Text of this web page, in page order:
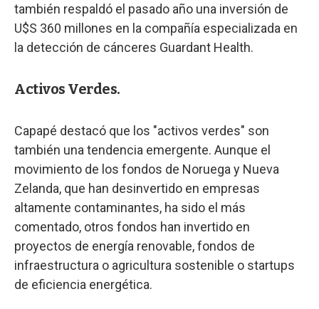
también respaldó el pasado año una inversión de
U$S 360 millones en la compañía especializada en
la detección de cánceres Guardant Health.
Activos Verdes.
Capapé destacó que los "activos verdes" son
también una tendencia emergente. Aunque el
movimiento de los fondos de Noruega y Nueva
Zelanda, que han desinvertido en empresas
altamente contaminantes, ha sido el más
comentado, otros fondos han invertido en
proyectos de energía renovable, fondos de
infraestructura o agricultura sostenible o startups
de eficiencia energética.